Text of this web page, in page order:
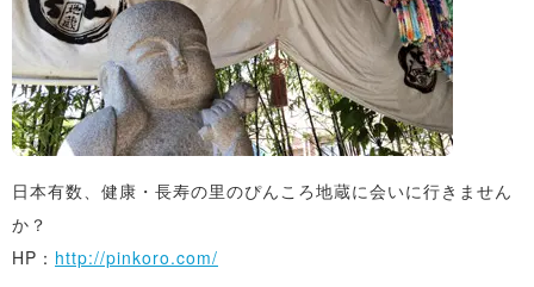
日本有数、健康・長寿の里のぴんころ地蔵に会いに行きません
か？
HP： http://pinkoro.com/